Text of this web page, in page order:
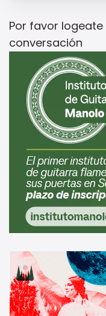
Por favor logeate
conversación